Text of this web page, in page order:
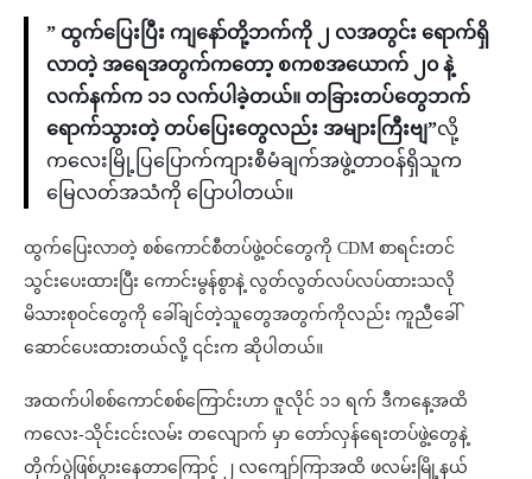
” ထွက်ပြေးပြီး ကျနော်တို့ဘက်ကို ၂ လအတွင်း ရောက်ရှိ
လာတဲ့ အရေအတွက်ကတော့ စကစအယောက် ၂၀ နဲ့
လက်နက်က ၁၁ လက်ပါခဲ့တယ်။ တခြားတပ်တွေဘက်
ရောက်သွားတဲ့ တပ်ပြေးတွေလည်း အများကြီးဗျ”လို့
ကလေးမြို့ပြပြောက်ကျားစီမံချက်အဖွဲ့တာဝန်ရှိသူက
မြေလတ်အသံကို ပြောပါတယ်။
ထွက်ပြေးလာတဲ့ စစ်ကောင်စီတပ်ဖွဲ့ဝင်တွေကို CDM စာရင်းတင်
သွင်းပေးထားပြီး ကောင်းမွန်စွာနဲ့ လွတ်လွတ်လပ်လပ်ထားသလို
မိသားစုဝင်တွေကို ခေါ်ချင်တဲ့သူတွေအတွက်ကိုလည်း ကူညီခေါ်
ဆောင်ပေးထားတယ်လို့ ၎င်းက ဆိုပါတယ်။
အထက်ပါစစ်ကောင်စစ်ကြောင်းဟာ ဇူလိုင် ၁၁ ရက် ဒီကနေ့အထိ
ကလေး-သိုင်းငင်းလမ်း တလျောက် မှာ တော်လှန်ရေးတပ်ဖွဲ့တွေနဲ့
တိုက်ပွဲဖြစ်ပွားနေတာကြောင့် ၂ လကျော်ကြာအထိ ဖလမ်းမြို့နယ်